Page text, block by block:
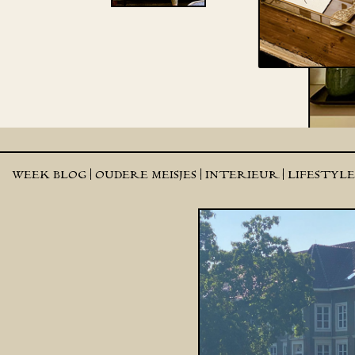
WEEK BLOG | OUDERE MEISJES | INTERIEUR | LIFESTYLE